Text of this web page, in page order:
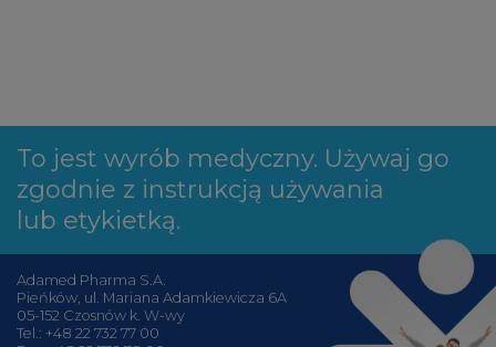
To jest wyrób medyczny. Używaj go
zgodnie z instrukcją używania
lub etykietką.
Adamed Pharma S.A.
Pieńków, ul. Mariana Adamkiewicza 6A
05-152 Czosnów k. W-wy
Tel.: +48 22 732 77 00